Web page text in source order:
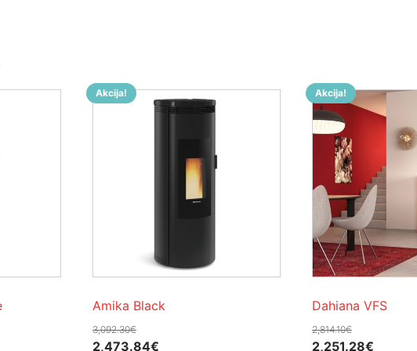
Akcija!
Amika Black
3,092.30€
Izvorna
2,473.84€
Akcija!
Dahiana VFS
2,814.10€
Izvorna
2,251.28€